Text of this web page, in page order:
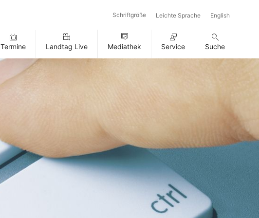
Schriftgröße Leichte Sprache English
Termine Landtag Live Mediathek Service Suche